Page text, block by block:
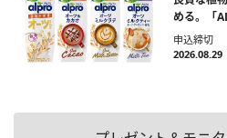
める。「
申込締切
2026.08.29